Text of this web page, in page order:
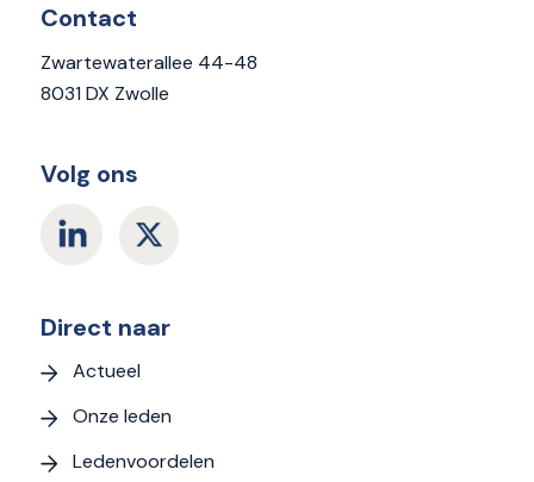
Contact
Zwartewaterallee 44-48
8031 DX Zwolle
Volg ons
Direct naar
Actueel
Onze leden
Ledenvoordelen